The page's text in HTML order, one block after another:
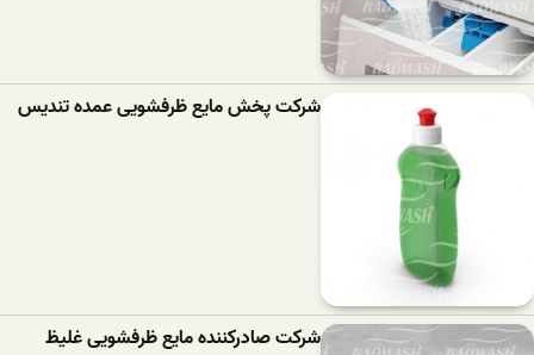
شرکت پخش مایع ظرفشویی عمده تندیس
شرکت صادرکننده مایع ظرفشویی غلیظ